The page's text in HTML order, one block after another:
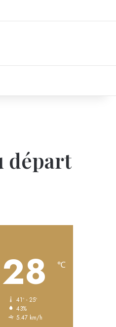
départ
28 ℃
41º - 25º
43%
5.47 km/h